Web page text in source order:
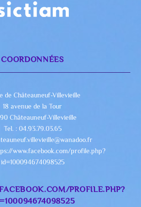
COORDONNÉES
de Châteauneuf-Villevieille
18 avenue de la Tour
Châteauneuf-Villevieille
Tel. : 04.93.79.03.65
www.facebook.com/profile.php?
id=100094674098525
PROFILE.PHP?